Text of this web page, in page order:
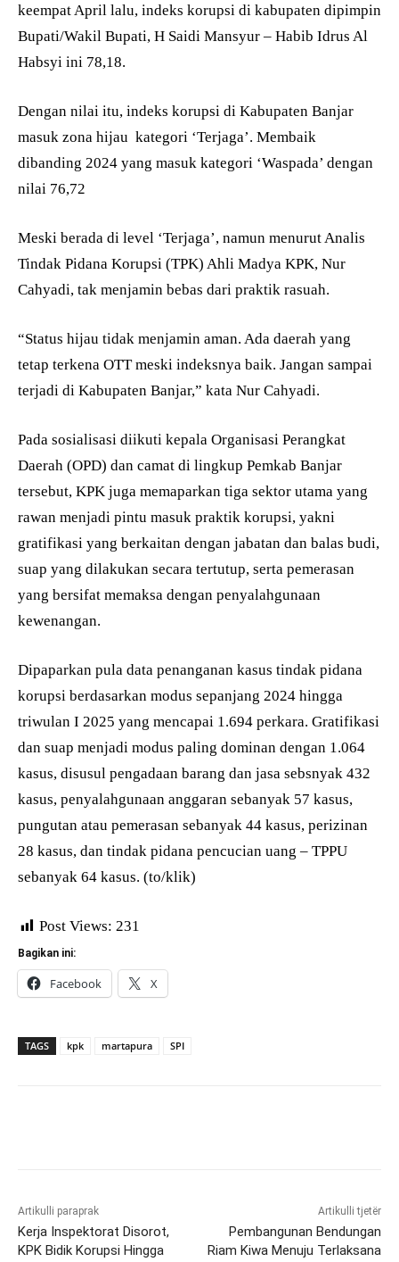
keempat April lalu, indeks korupsi di kabupaten dipimpin
Bupati/Wakil Bupati, H Saidi Mansyur – Habib Idrus Al
Habsyi ini 78,18.
Dengan nilai itu, indeks korupsi di Kabupaten Banjar
masuk zona hijau kategori ‘Terjaga’. Membaik
dibanding 2024 yang masuk kategori ‘Waspada’ dengan
nilai 76,72
Meski berada di level ‘Terjaga’, namun menurut Analis
Tindak Pidana Korupsi (TPK) Ahli Madya KPK, Nur
Cahyadi, tak menjamin bebas dari praktik rasuah.
“Status hijau tidak menjamin aman. Ada daerah yang
tetap terkena OTT meski indeksnya baik. Jangan sampai
terjadi di Kabupaten Banjar,” kata Nur Cahyadi.
Pada sosialisasi diikuti kepala Organisasi Perangkat
Daerah (OPD) dan camat di lingkup Pemkab Banjar
tersebut, KPK juga memaparkan tiga sektor utama yang
rawan menjadi pintu masuk praktik korupsi, yakni
gratifikasi yang berkaitan dengan jabatan dan balas budi,
suap yang dilakukan secara tertutup, serta pemerasan
yang bersifat memaksa dengan penyalahgunaan
kewenangan.
Dipaparkan pula data penanganan kasus tindak pidana
korupsi berdasarkan modus sepanjang 2024 hingga
triwulan I 2025 yang mencapai 1.694 perkara. Gratifikasi
dan suap menjadi modus paling dominan dengan 1.064
kasus, disusul pengadaan barang dan jasa sebsnyak 432
kasus, penyalahgunaan anggaran sebanyak 57 kasus,
pungutan atau pemerasan sebanyak 44 kasus, perizinan
28 kasus, dan tindak pidana pencucian uang – TPPU
sebanyak 64 kasus. (to/klik)
Post Views: 231
Bagikan ini:
Facebook X
TAGS kpk martapura SPI
Artikulli paraprak
Kerja Inspektorat Disorot,
KPK Bidik Korupsi Hingga
Artikulli tjetër
Pembangunan Bendungan
Riam Kiwa Menuju Terlaksana